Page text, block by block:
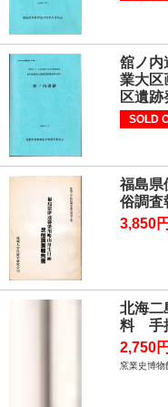
舘ノ
業大
区遺
SOLD
福島
俗調査
3,850
北海
料 手
2,750
窯業史博